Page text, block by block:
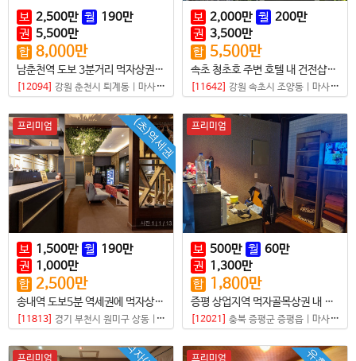
보 2,500만 월 190만
권 5,500만
합 8,000만
남춘천역 도보 3분거리 먹자상권 샵매매
[12094] 강원 춘천시 퇴계동 마사지샵
보 2,000만 월 200만
권 3,500만
합 5,500만
속초 청초호 주변 호텔 내 건전샵매매
[11642] 강원 속초시 조양동 마사지샵
(초)역세권
프리미엄
보 1,500만 월 190만
권 1,000만
합 2,500만
송내역 도보5분 역세권에 먹자상권, 유흥밀집 지역, 상업지역, 마사지샵 독점, 타이샵 매매
[11813] 경기 부천시 원미구 상동 마사지샵
프리미엄
보 500만 월 60만
권 1,300만
합 1,800만
증평 상업지역 먹자골목상권 내 로드손님 많은 샵
[12021] 충북 증평군 증평읍 마사지샵
프리미엄 프리미엄